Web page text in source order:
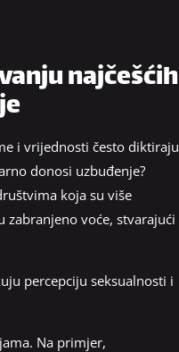
najčešćih
i vrijednosti često diktiraju
donosi uzbuđenje?
koja su više
voće, stvarajući
percepciju seksualnosti i
Na primjer,